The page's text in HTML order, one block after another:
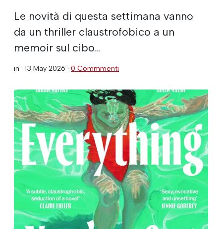
Le novità di questa settimana vanno
da un thriller claustrofobico a un
memoir sul cibo...
in · 13 May 2026 · 0 Commmenti